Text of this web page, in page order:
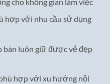
hợp với nhu cầu sử dụng
bàn luôn giữ được vẻ đẹp
hợp với xu hướng nội